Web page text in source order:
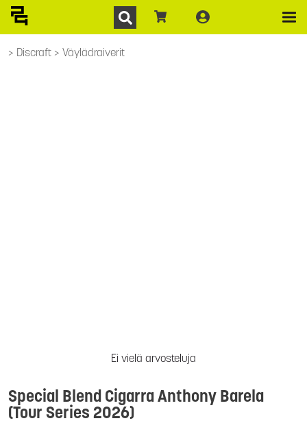
Discraft Väylädraiverit
Ei vielä arvosteluja
Special Blend Cigarra Anthony Barela
(Tour Series 2026)